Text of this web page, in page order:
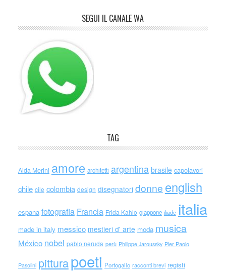
SEGUI IL CANALE WA
TAG
Alda Merini amore architetti argentina brasile capolavori
chile cile colombia design disegnatori donne english
espana fotografia Francia Frida Kahlo giappone iliade italia
made in italy messico mestieri d' arte moda musica
México nobel pablo neruda perù Philippe Jaroussky Pier Paolo
Pasolini pitturapoeti Portogallo racconti brevi registi